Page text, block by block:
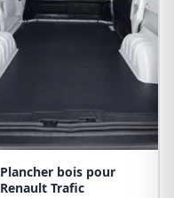
Plancher bois pour
Renault Trafic